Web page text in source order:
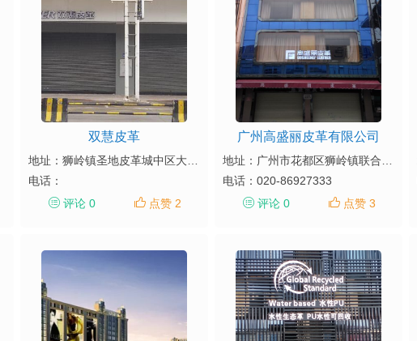
双慧皮革
电话：
评论 0
点赞 2
广州高盛丽皮革有限公司
电话： 020-86927333
评论 0
点赞 3